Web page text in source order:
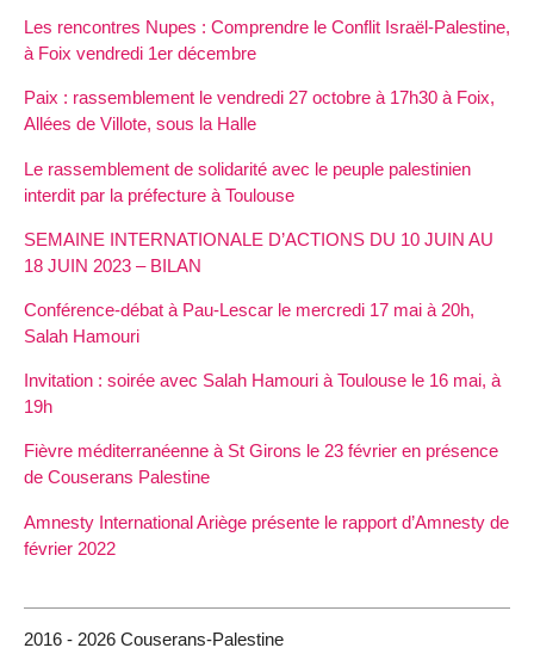
Les rencontres Nupes : Comprendre le Conflit Israël-Palestine,
à Foix vendredi 1er décembre
Paix : rassemblement le vendredi 27 octobre à 17h30 à Foix,
Allées de Villote, sous la Halle
Le rassemblement de solidarité avec le peuple palestinien
interdit par la préfecture à Toulouse
SEMAINE INTERNATIONALE D’ACTIONS DU 10 JUIN AU
18 JUIN 2023 – BILAN
Conférence-débat à Pau-Lescar le mercredi 17 mai à 20h,
Salah Hamouri
Invitation : soirée avec Salah Hamouri à Toulouse le 16 mai, à
19h
Fièvre méditerranéenne à St Girons le 23 février en présence
de Couserans Palestine
Amnesty International Ariège présente le rapport d’Amnesty de
février 2022
2016 - 2026 Couserans-Palestine